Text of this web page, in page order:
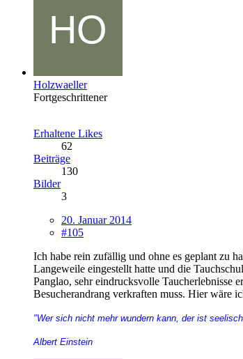
Holzwaeller
Fortgeschrittener
Erhaltene Likes
62
Beiträge
130
Bilder
3
20. Januar 2014
#105
Ich habe rein zufällig und ohne es geplant zu
Langeweile eingestellt hatte und die
Panglao, sehr eindrucksvolle Taucherlebnisse
Besucherandrang verkraften muss. Hier wäre
"Wer sich nicht mehr wundern kann, der ist
Albert Einstein